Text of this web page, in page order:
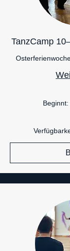
TanzCamp